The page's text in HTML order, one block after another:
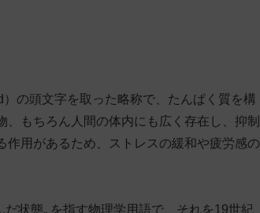
の頭文字を取った略称で、たんぱく質を構
もちろん人間の体内にも広く存在し、抑制
用があるため、ストレスの緩和や疲労感の
状態„ を指す物理学用語で、それを19世紀